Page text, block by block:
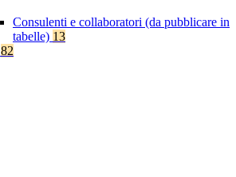
Consulenti e collaboratori (da pubblicare in
tabelle) 13
82